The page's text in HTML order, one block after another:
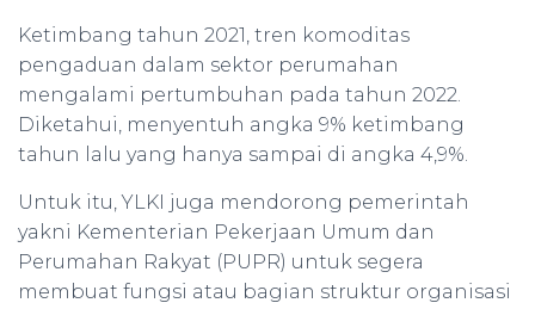
Ketimbang tahun 2021, tren komoditas
pengaduan dalam sektor perumahan
mengalami pertumbuhan pada tahun 2022.
Diketahui, menyentuh angka 9% ketimbang
tahun lalu yang hanya sampai di angka 4,9%.
Untuk itu, YLKI juga mendorong pemerintah
yakni Kementerian Pekerjaan Umum dan
Perumahan Rakyat (PUPR) untuk segera
membuat fungsi atau bagian struktur organisasi